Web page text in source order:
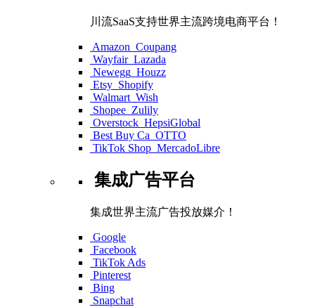
川流SaaS支持世界主流跨境电商平台！
Amazon Coupang
Wayfair Lazada
Newegg Houzz
Etsy Shopify
Walmart Wish
Shopee Zulily
Overstock HepsiGlobal
Best Buy Ca OTTO
TikTok Shop MercadoLibre
集成广告平台
集成世界主流广告投放媒介！
Google
Facebook
TikTok Ads
Pinterest
Bing
Snapchat